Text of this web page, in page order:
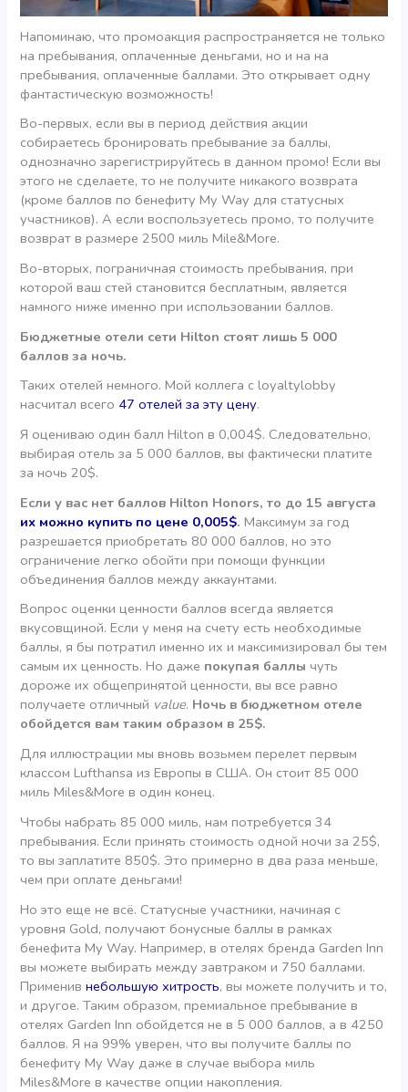
Напоминаю, что промоакция распространяется не только
на пребывания, оплаченные деньгами, но и на на
пребывания, оплаченные баллами. Это открывает одну
фантастическую возможность!
Во-первых, если вы в период действия акции
собираетесь бронировать пребывание за баллы,
однозначно зарегистрируйтесь в данном промо! Если вы
этого не сделаете, то не получите никакого возврата
(кроме баллов по бенефиту My Way для статусных
участников). А если воспользуетесь промо, то получите
возврат в размере 2500 миль Mile&More.
Во-вторых, пограничная стоимость пребывания, при
которой ваш стей становится бесплатным, является
намного ниже именно при использовании баллов.
Бюджетные отели сети Hilton стоят лишь 5 000
баллов за ночь.
Таких отелей немного. Мой коллега с loyaltylobby
насчитал всего 47 отелей за эту цену.
Я оцениваю один балл Hilton в 0,004$. Следовательно,
выбирая отель за 5 000 баллов, вы фактически платите
за ночь 20$.
Если у вас нет баллов Hilton Honors, то до 15 августа
их можно купить по цене 0,005$. Максимум за год
разрешается приобретать 80 000 баллов, но это
ограничение легко обойти при помощи функции
объединения баллов между аккаунтами.
Вопрос оценки ценности баллов всегда является
вкусовщиной. Если у меня на счету есть необходимые
баллы, я бы потратил именно их и максимизировал бы тем
самым их ценность. Но даже покупая баллы чуть
дороже их общепринятой ценности, вы все равно
получаете отличный value. Ночь в бюджетном отеле
обойдется вам таким образом в 25$.
Для иллюстрации мы вновь возьмем перелет первым
классом Lufthansa из Европы в США. Он стоит 85 000
миль Miles&More в один конец.
Чтобы набрать 85 000 миль, нам потребуется 34
пребывания. Если принять стоимость одной ночи за 25$,
то вы заплатите 850$. Это примерно в два раза меньше,
чем при оплате деньгами!
Но это еще не всё. Статусные участники, начиная с
уровня Gold, получают бонусные баллы в рамках
бенефита My Way. Например, в отелях бренда Garden Inn
вы можете выбирать между завтраком и 750 баллами.
Применивнебольшую хитрость, вы можете получить и то,
и другое. Таким образом, премиальное пребывание в
отелях Garden Inn обойдется не в 5 000 баллов, а в 4250
баллов. Я на 99% уверен, что вы получите баллы по
бенефиту My Way даже в случае выбора миль
Miles&More в качестве опции накопления.